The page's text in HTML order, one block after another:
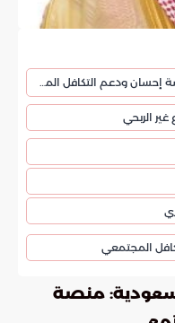
العمل الخيري الرقمي في السعودية: منصة إحسان ودعم التكافل المجتمعي
الربحي
المجتمعي
منصة